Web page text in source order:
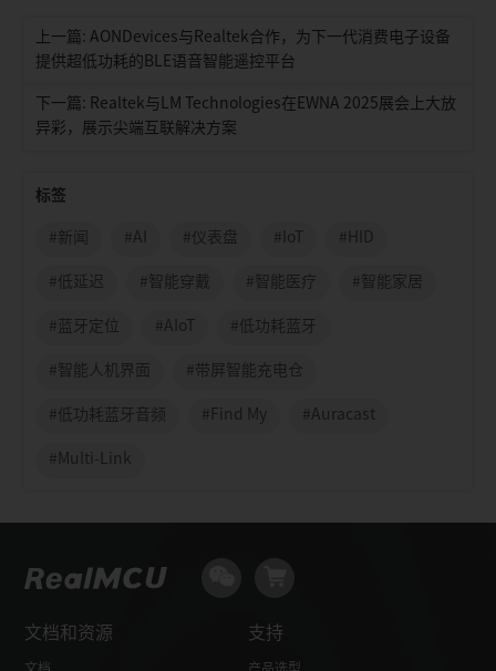
上一篇: AONDevices与Realtek合作，为下一代消费电子设备
提供超低功耗的BLE语音智能遥控平台
下一篇: Realtek与LM Technologies在EWNA 2025展会上大放
异彩，展示尖端互联解决方案
标签
#新闻 #AI #仪表盘 #IoT #HID
#低延迟 #智能穿戴 #智能医疗 #智能家居
#蓝牙定位 #AIoT #低功耗蓝牙
#智能人机界面 #带屏智能充电仓
#低功耗蓝牙音频 #Find My #Auracast
#Multi-Link
文档和资源 支持